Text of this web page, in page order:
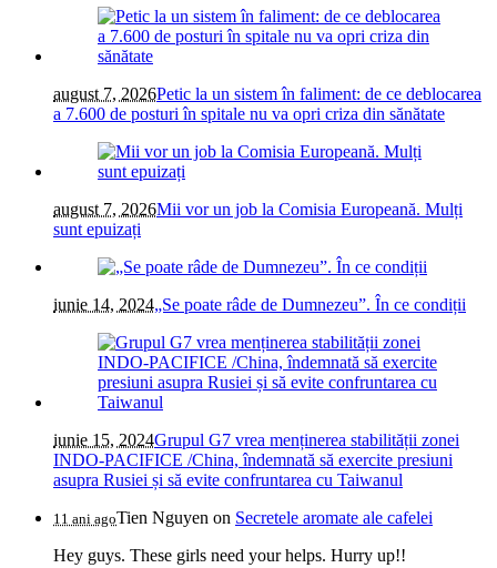
august 7, 2026Petic la un sistem în faliment: de ce deblocarea
a 7.600 de posturi în spitale nu va opri criza din sănătate
august 7, 2026Mii vor un job la Comisia Europeană. Mulți
sunt epuizați
iunie 14, 2024„Se poate râde de Dumnezeu”. În ce condiții
iunie 15, 2024Grupul G7 vrea menținerea stabilității zonei
INDO-PACIFICE /China, îndemnată să exercite presiuni
asupra Rusiei și să evite confruntarea cu Taiwanul
11 ani agoTien Nguyen on Secretele aromate ale cafelei
Hey guys. These girls need your helps. Hurry up!!